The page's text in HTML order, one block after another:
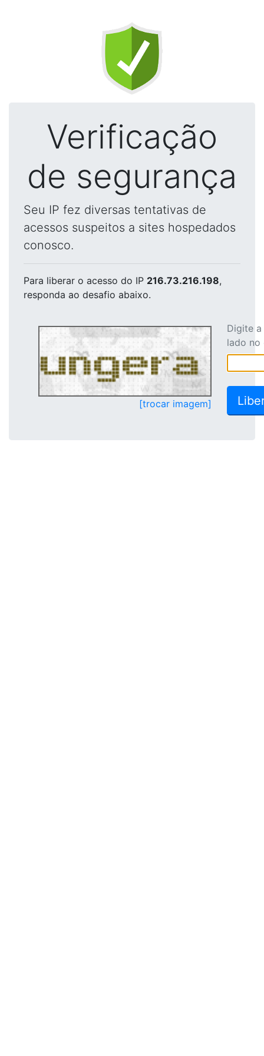
Verificação
de segurança
Seu IP fez diversas tentativas de
acessos suspeitos a sites hospedados
conosco.
Para liberar o acesso do IP 216.73.216.198,
responda ao desafio abaixo.
[trocar imagem]
Digite
lado no